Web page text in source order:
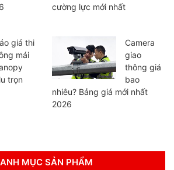
cường lực mới nhất
giá thi
mái
trọn
Camera
giao
thông giá
bao
nhiêu? Bảng giá mới nhất
2026
MỤC SẢN PHẨM